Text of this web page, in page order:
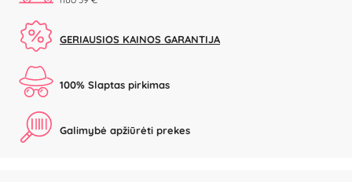
GERIAUSIOS KAINOS GARANTIJA
100% Slaptas pirkimas
Galimybė apžiūrėti prekes